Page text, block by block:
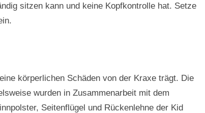
sitzen kann und keine Kopfkontrolle hat. Setze
körperlichen Schäden von der Kraxe trägt. Die
wurden in Zusammenarbeit mit dem
Seitenflügel und Rückenlehne der Kid